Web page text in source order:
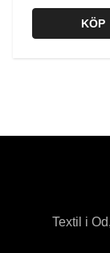
KÖP
Textil i